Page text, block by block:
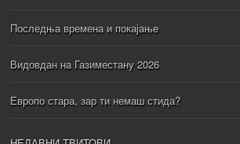
Последња времена и покајање
Видовдан на Газиместану 2026
Европо стара, зар ти немаш стида?